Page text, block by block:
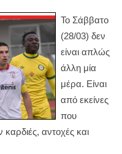
Το Σάββατο
(28/03) δεν
είναι απλώς
άλλη μία
μέρα. Είναι
από εκείνες
που
αντοχές και